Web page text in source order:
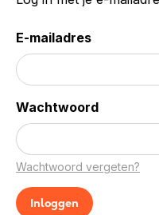
E-mailadres
Wachtwoord
Wachtwoord vergeten?